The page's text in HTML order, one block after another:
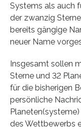
Systems als auch
der zwanzig
bereits gängige
neuer Name
Insgesamt sollen
Sterne und 32
für die bisherigen
persönliche
des Wettbewerbs